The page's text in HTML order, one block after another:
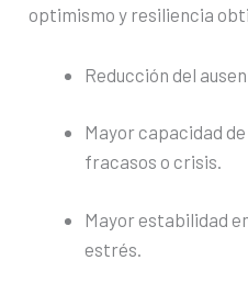
optimismo y resiliencia
Reducción del
Mayor capacidad
fracasos o crisis.
Mayor estabilidad
estrés.